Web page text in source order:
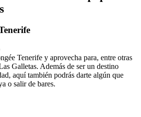
Tenerife y aprovecha para, entre otras
Galletas. Además de ser un destino
aquí también podrás darte algún que
o salir de bares.